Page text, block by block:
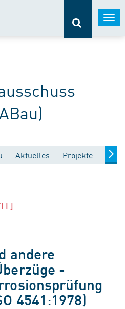
Aktuelles Projekte
andere
-
4541:1978)